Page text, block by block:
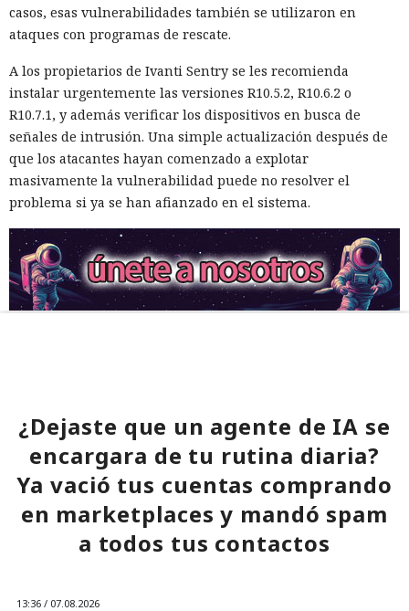
casos, esas vulnerabilidades también se utilizaron en
ataques con programas de rescate.
A los propietarios de Ivanti Sentry se les recomienda
instalar urgentemente las versiones R10.5.2, R10.6.2 o
R10.7.1, y además verificar los dispositivos en busca de
señales de intrusión. Una simple actualización después de
que los atacantes hayan comenzado a explotar
masivamente la vulnerabilidad puede no resolver el
problema si ya se han afianzado en el sistema.
¿Dejaste que un agente de IA se
encargara de tu rutina diaria?
Ya vació tus cuentas comprando
en marketplaces y mandó spam
a todos tus contactos
13:36 / 07.08.2026